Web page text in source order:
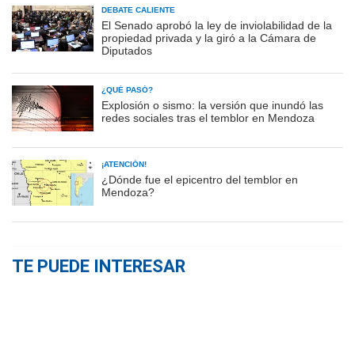
DEBATE CALIENTE
El Senado aprobó la ley de inviolabilidad de la
propiedad privada y la giró a la Cámara de
Diputados
¿QUÉ PASÓ?
Explosión o sismo: la versión que inundó las
redes sociales tras el temblor en Mendoza
¡ATENCIÓN!
¿Dónde fue el epicentro del temblor en
Mendoza?
TE PUEDE INTERESAR